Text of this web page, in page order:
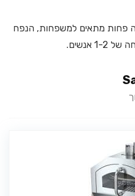
פחות מתאים למשפחות, הנפח
אנשים.